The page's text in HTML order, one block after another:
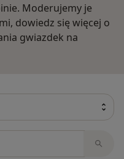
Moderujemy je
dowiedz się więcej o
gwiazdek na